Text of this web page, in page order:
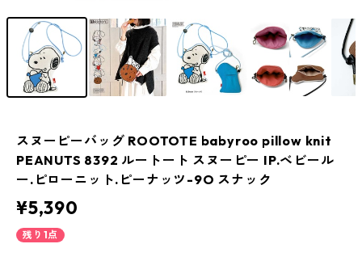
スヌーピーバッグ ROOTOTE babyroo pillow knit
PEANUTS 8392 ルートート スヌーピー IP.ベビール
ー.ピローニット.ピーナッツ-9O スナック
¥5,390
残り1点